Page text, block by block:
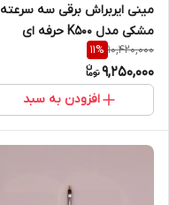
مینی ایربراش برقی سه سرعته
مشکی مدل K500 حرفه ای
10,420,000
11%
9,250,000
افزودن به سبد